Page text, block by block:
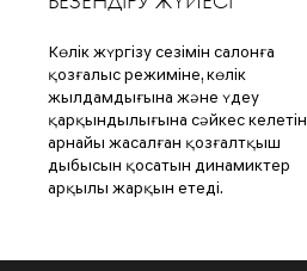
Көлік жүргізу сезімін салонға
қозғалыс режиміне, көлік
жылдамдығына және үдеу
қарқындылығына сәйкес келетін
арнайы жасалған қозғалтқыш
дыбысын қосатын динамиктер
арқылы жарқын етеді.